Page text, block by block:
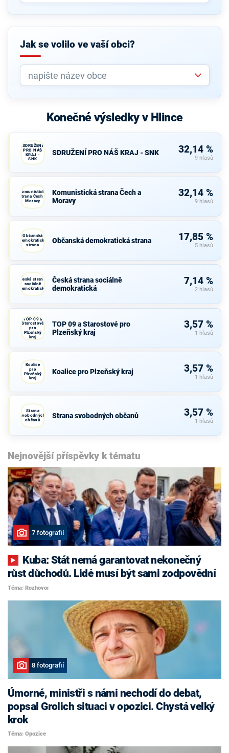
Jak se volilo ve vaší obci?
Konečné výsledky v Hlince
SDRUŽENÍ
PRO NÁŠ
KRAJ -
SNK
SDRUŽENÍ PRO NÁŠ KRAJ - SNK 32,14 %
9 hlasů
Komunistická
strana Čech a
Moravy
Komunistická strana Čech a
Moravy
32,14 %
9 hlasů
Občanská
demokratická
strana
Občanská demokratická strana 17,85 %
5 hlasů
Česká strana
sociálně
demokratická
Česká strana sociálně
demokratická
7,14 %
2 hlasů
TOP 09 a
Starostové
pro
Plzeňský
kraj
TOP 09 a Starostové pro
Plzeňský kraj
3,57 %
1 hlasů
Koalice
pro
Plzeňský
kraj
Koalice pro Plzeňský kraj 3,57 %
1 hlasů
Strana
svobodných
občanů
Strana svobodných občanů 3,57 %
1 hlasů
Nejnovější příspěvky k tématu
7 fotografií
růst důchodů. Lidé musí být sami zodpovědní
Téma: Rozhovor
8 fotografií
Úmorné, ministři s námi nechodí do debat,
popsal Grolich situaci v opozici. Chystá velký
krok
Téma: Opozice